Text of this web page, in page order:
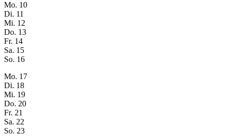
Mo. 10
Di. 11
Mi. 12
Do. 13
Fr. 14
Sa. 15
So. 16
Mo. 17
Di. 18
Mi. 19
Do. 20
Fr. 21
Sa. 22
So. 23